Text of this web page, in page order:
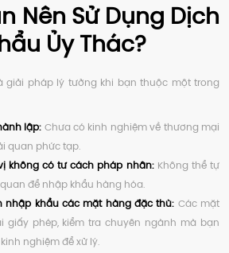
Nên Sử Dụng Dịch
Ủy Thác?
giải pháp lý tưởng khi bạn thuộc một trong
lập: Chưa có kinh nghiệm về thương mại
quan phức tạp.
không có tư cách pháp nhân:Không thể tự
để nhập khẩu hàng hóa.
nhập khẩu các mặt hàng đặc thù: Các mặt
giấy phép, kiểm tra chuyên ngành mà bạn
nghiệm để xử lý.